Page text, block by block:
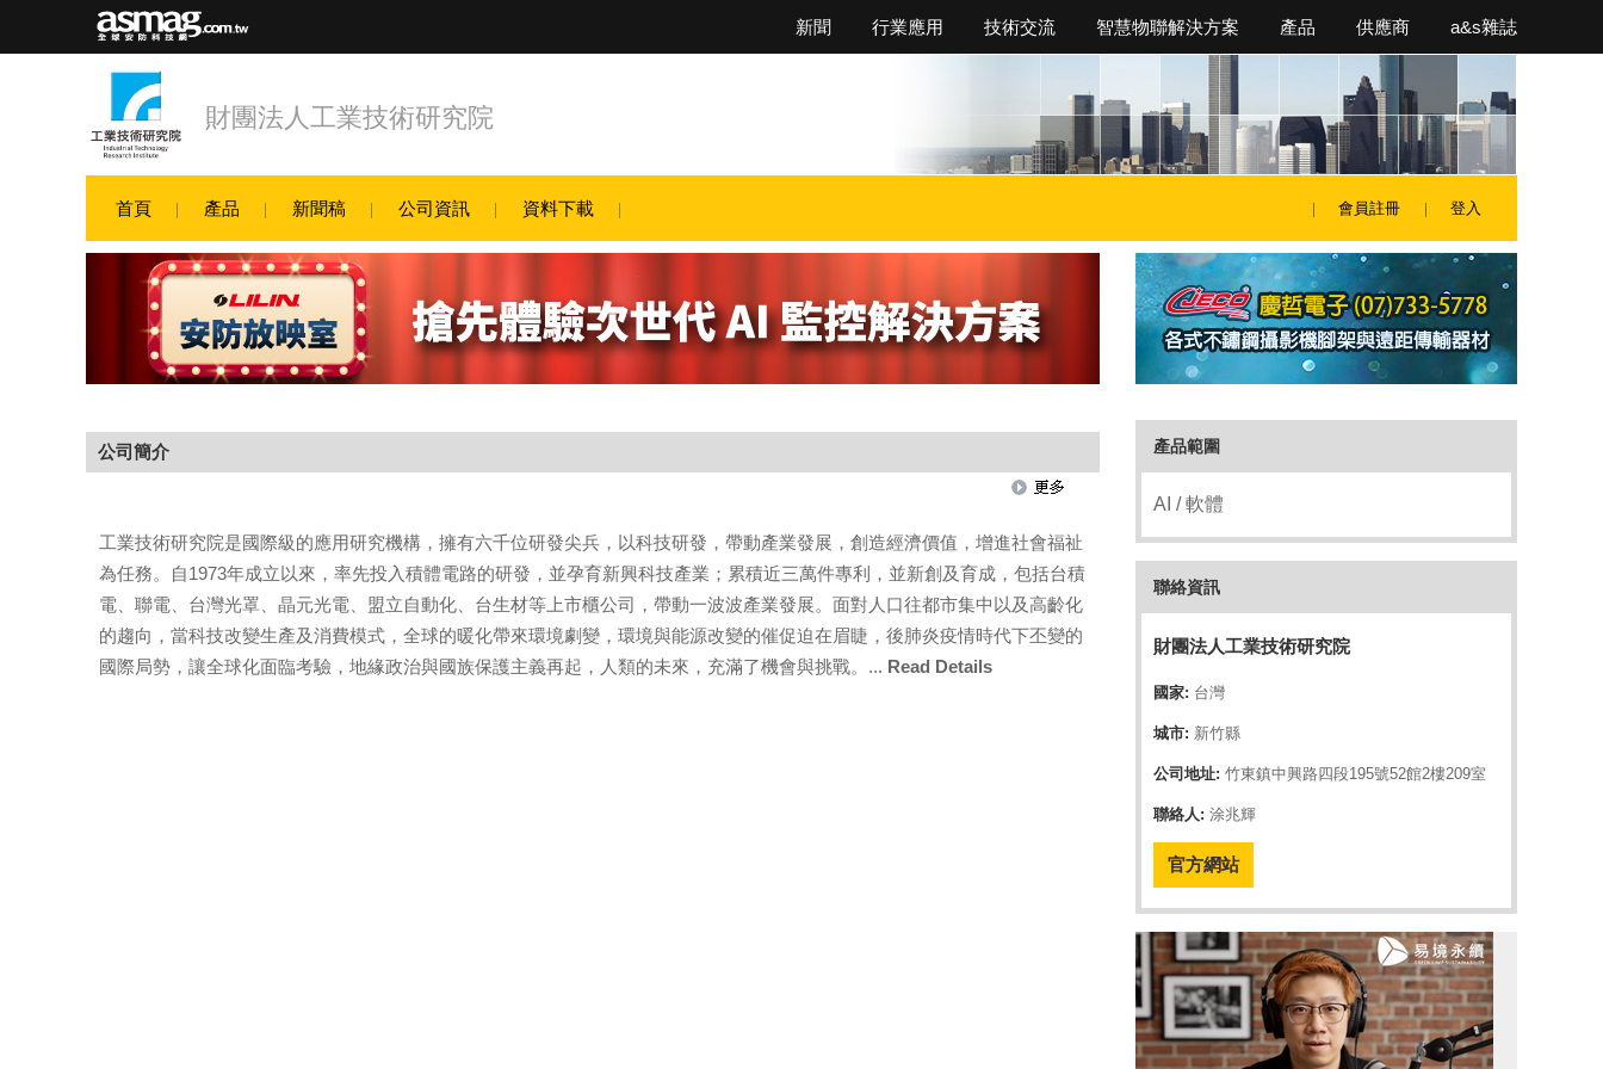
新聞 行業應用 技術交流 智慧物聯解決方案 產品 供應商 a&s雜誌
財團法人工業技術研究院
首頁 產品 新聞稿 公司資訊 資料下載 會員註冊 登入
產品範圍
AI / 軟體
聯絡資訊
財團法人工業技術研究院
國家: 台灣
城市: 新竹縣
公司地址: 竹東鎮中興路四段195號52館2樓209室
聯絡人: 涂兆輝
官方網站
公司簡介
工業技術研究院是國際級的應用研究機構，擁有六千位研發尖兵，以科技研發，帶動產業發展，創造經濟價值，增進社會福祉
為任務。自1973年成立以來，率先投入積體電路的研發，並孕育新興科技產業；累積近三萬件專利，並新創及育成，包括台積
電、聯電、台灣光罩、晶元光電、盟立自動化、台生材等上市櫃公司，帶動一波波產業發展。面對人口往都市集中以及高齡化
的趨向，當科技改變生產及消費模式，全球的暖化帶來環境劇變，環境與能源改變的催促迫在眉睫，後肺炎疫情時代下丕變的
國際局勢，讓全球化面臨考驗，地緣政治與國族保護主義再起，人類的未來，充滿了機會與挑戰。... Read Details